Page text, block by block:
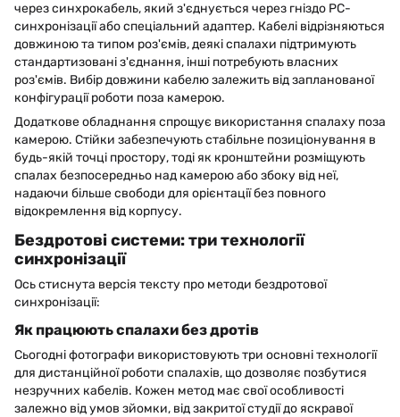
через синхрокабель, який з'єднується через гніздо PC-
синхронізації або спеціальний адаптер. Кабелі відрізняються
довжиною та типом роз'ємів, деякі спалахи підтримують
стандартизовані з'єднання, інші потребують власних
роз'ємів. Вибір довжини кабелю залежить від запланованої
конфігурації роботи поза камерою.
Додаткове обладнання спрощує використання спалаху поза
камерою. Стійки забезпечують стабільне позиціонування в
будь-якій точці простору, тоді як кронштейни розміщують
спалах безпосередньо над камерою або збоку від неї,
надаючи більше свободи для орієнтації без повного
відокремлення від корпусу.
Бездротові системи: три технології
синхронізації
Ось стиснута версія тексту про методи бездротової
синхронізації:
Як працюють спалахи без дротів
Сьогодні фотографи використовують три основні технології
для дистанційної роботи спалахів, що дозволяє позбутися
незручних кабелів. Кожен метод має свої особливості
залежно від умов зйомки, від закритої студії до яскравої